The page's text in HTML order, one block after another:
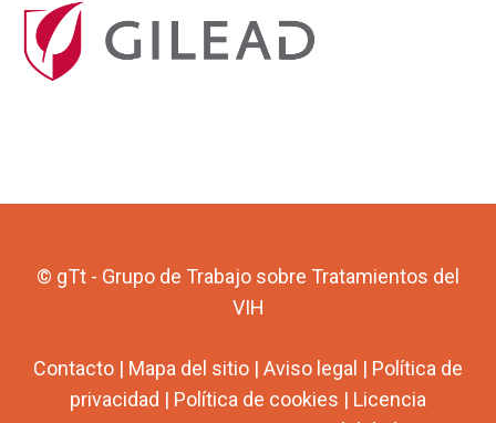
© gTt - Grupo de Trabajo sobre Tratamientos del
VIH
Contacto | Mapa del sitio | Aviso legal | Política de
privacidad | Política de cookies | Licencia